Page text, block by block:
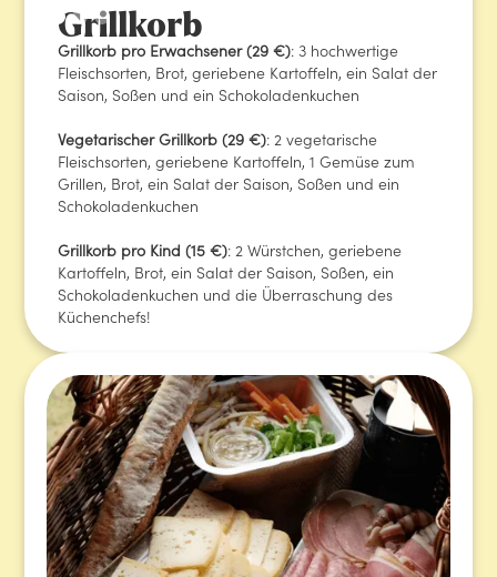
Grillkorb
Grillkorb pro Erwachsener (29 €): 3 hochwertige
Fleischsorten, Brot, geriebene Kartoffeln, ein Salat der
Saison, Soßen und ein Schokoladenkuchen
Vegetarischer Grillkorb (29 €): 2 vegetarische
Fleischsorten, geriebene Kartoffeln, 1 Gemüse zum
Grillen, Brot, ein Salat der Saison, Soßen und ein
Schokoladenkuchen
‍Grillkorb pro Kind (15 €): 2 Würstchen, geriebene
Kartoffeln, Brot, ein Salat der Saison, Soßen, ein
Schokoladenkuchen und die Überraschung des
Küchenchefs!